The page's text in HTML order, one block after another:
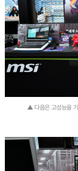
▲ 다음은 고성능을